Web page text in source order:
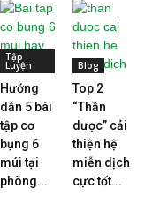
Tập
Luyện
Hướng
dẫn 5 bài
tập cơ
bụng 6
múi tại
phòng...
Blog
Top 2
“Thần
dược” cải
thiện hệ
miễn dịch
cực tốt...